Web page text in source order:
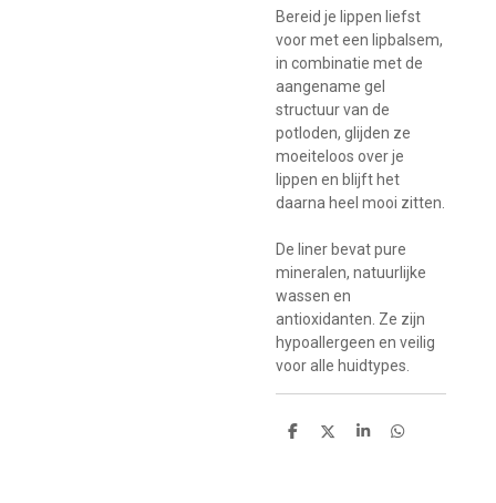
Bereid je lippen liefst
voor met een lipbalsem,
in combinatie met de
aangename gel
structuur van de
potloden, glijden ze
moeiteloos over je
lippen en blijft het
daarna heel mooi zitten.
De liner bevat pure
mineralen, natuurlijke
wassen en
antioxidanten. Ze zijn
hypoallergeen en veilig
voor alle huidtypes.
D
D
S
D